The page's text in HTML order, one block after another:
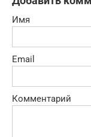
Имя
Email
Комментарий